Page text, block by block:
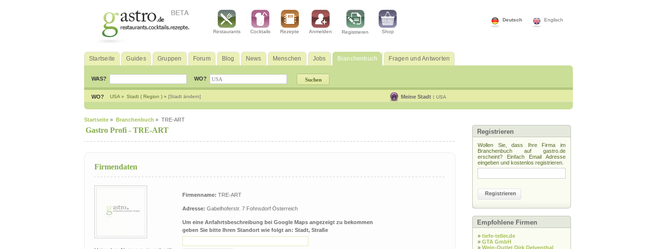
Englisch
Deutsch
Restaurants Cocktails Rezepte Anmelden Registrieren Shop
Startseite Guides Gruppen Forum Blog News Menschen Jobs Branchenbuch Fragen und Antworten
WAS? WO?
WO? USA » Stadt ( Region ) » [Stadt ändern] Meine Stadt : USA
Startseite » Branchenbuch » TRE-ART
Gastro Profi - TRE-ART
Firmendaten
Firmenname: TRE-ART
Adresse: Gabelhoferstr. 7 Fohnsdorf Österreich
Um eine Anfahrtsbeschreibung bei Google Maps angezeigt zu bekommen
geben Sie bitte Ihren Standort wie folgt an: Stadt, Straße
Registrieren
Wollen Sie, dass Ihre Firma im
Branchenbuch auf gastro.de
erscheint? Einfach Email Adresse
eingeben und kostenlos registrieren.
Registrieren
Empfohlene Firmen
» tiefe-teller.de
» GTA GmbH
» Wein-Outlet Dirk Delventhal